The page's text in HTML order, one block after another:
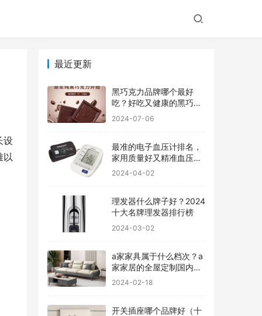
设
以
最近更新
黑巧克力品牌哪个最好
吃？好吃又健康的黑巧克
力品牌
2024-07-06
最准的电子血压计排名，
家用质量好又精准血压计
品牌前十
2024-04-02
理发器什么牌子好？2024
十大名牌理发器排行榜
2024-03-02
a家家具属于什么档次？a
家家居的全屋定制国内排
行
2024-02-18
开关插座哪个品牌好（十